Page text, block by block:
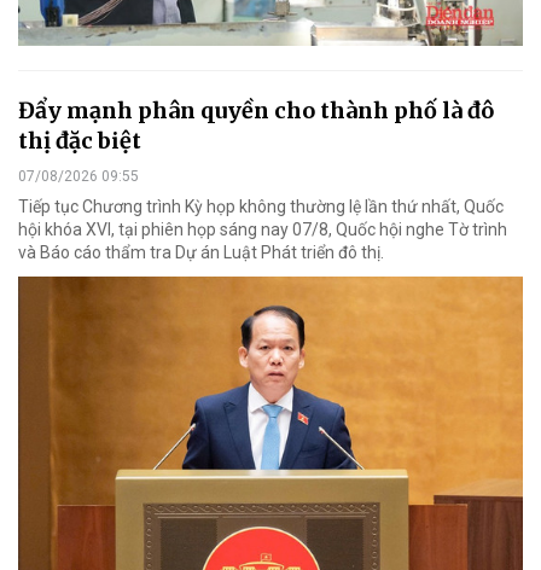
Đẩy mạnh phân quyền cho thành phố là đô
thị đặc biệt
07/08/2026 09:55
Tiếp tục Chương trình Kỳ họp không thường lệ lần thứ nhất, Quốc
hội khóa XVI, tại phiên họp sáng nay 07/8, Quốc hội nghe Tờ trình
và Báo cáo thẩm tra Dự án Luật Phát triển đô thị.